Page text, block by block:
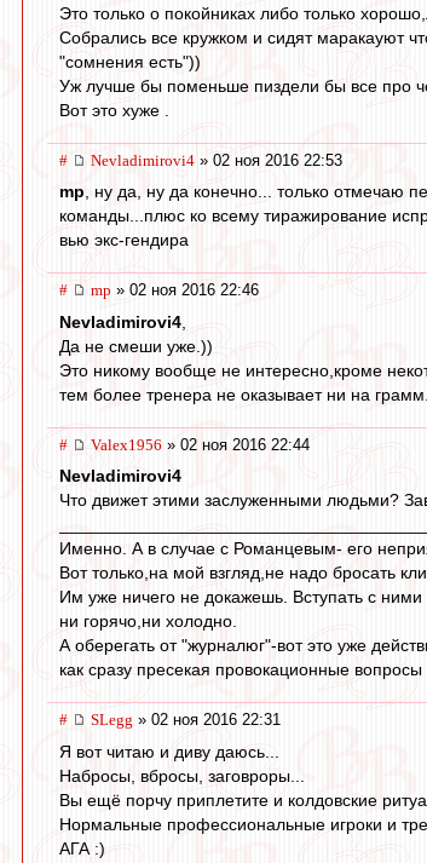
Это только о покойниках либо только
Собрались все кружком и сидят маракауют
"сомнения есть"))
Уж лучше бы поменьше пиздели бы все про
Вот это хуже .
# Nevladimirovi4 » 02 ноя 2016 22:53
mp , ну да, ну да конечно... только отмечаю
команды...плюс ко всему тиражирование
вью экс-гендира
# mp » 02 ноя 2016 22:46
Nevladimirovi4
Да не смеши уже.))
Это никому вообще не интересно,кроме
тем более тренера не оказывает ни на грамм.
# Valex1956 » 02 ноя 2016 22:44
Nevladimirovi4
Что движет этими заслуженными людьми?
Именно. А в случае с Романцевым- его
Вот только,на мой взгляд,не надо бросать
Им уже ничего не докажешь. Вступать с ними
ни горячо,ни холодно.
А оберегать от "журналюг"-вот это уже
как сразу пресекая провокационные
# SLegg » 02 ноя 2016 22:31
Я вот читаю и диву даюсь...
Набросы, вбросы, заговроры...
Вы ещё порчу приплетите и колдовские
Нормальные профессиональные игроки и
АГА :)